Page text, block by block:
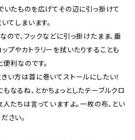
いたものを広げてその辺に引っ掛けて
てしまいます。
ので、フックなどに引っ掛けたまま、垂
プやカトラリーを拭いたりすることも
便利なのです。
い方は首に巻いてストールにしたい！
なるね、とかちょっとしたテーブルクロ
人たちは言っていますよ。一枚の布、とい
さい。